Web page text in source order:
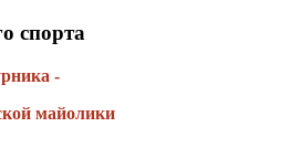
спорта
-
майолики